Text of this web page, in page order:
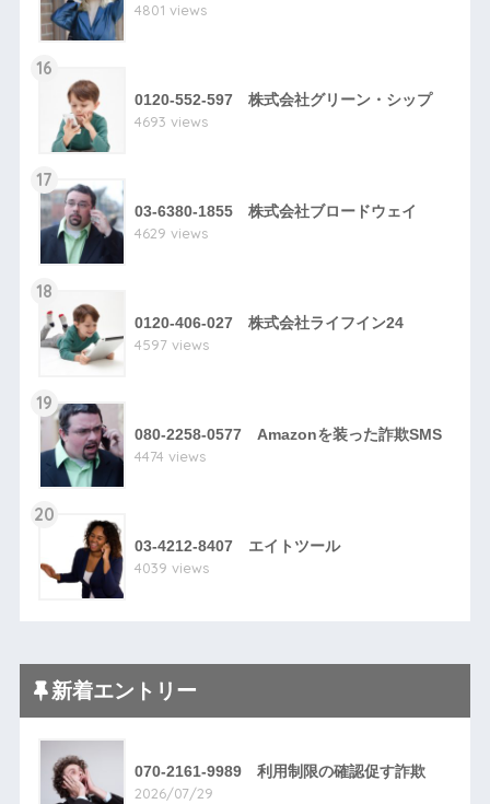
4801 views
16
0120-552-597 株式会社グリーン・シップ
4693 views
17
03-6380-1855 株式会社ブロードウェイ
4629 views
18
0120-406-027 株式会社ライフイン24
4597 views
19
080-2258-0577 Amazonを装った詐欺SMS
4474 views
20
03-4212-8407 エイトツール
4039 views
新着エントリー
070-2161-9989 利用制限の確認促す詐欺
2026/07/29